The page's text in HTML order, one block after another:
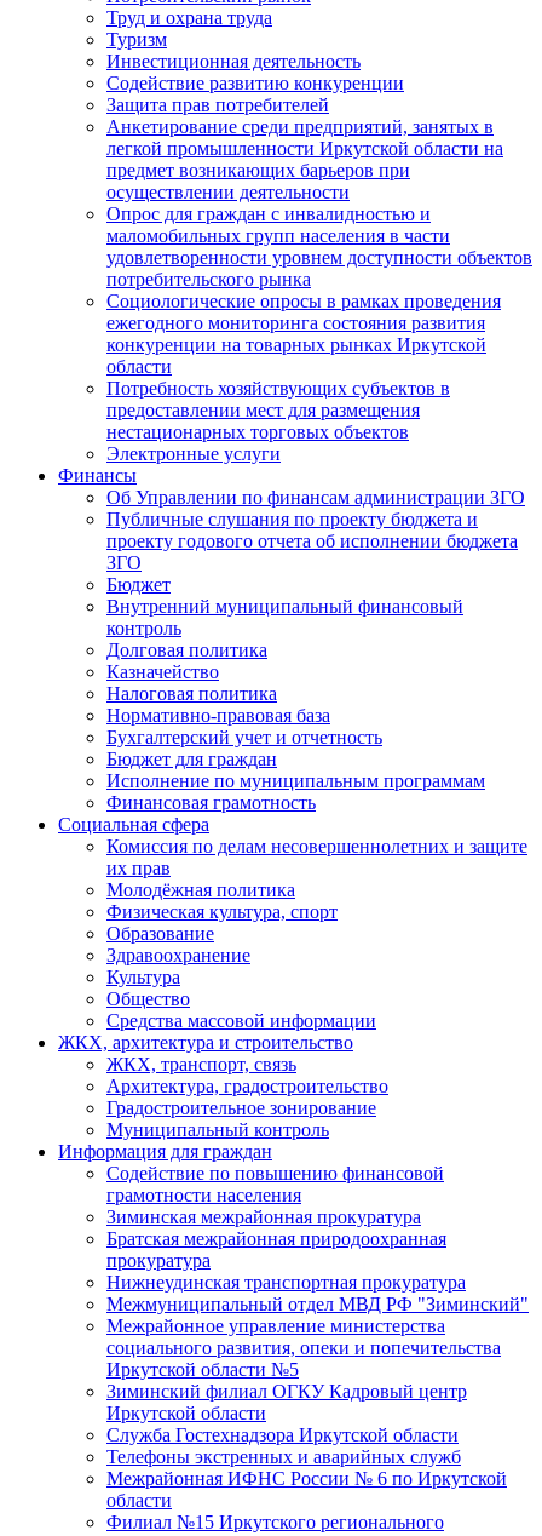
Труд и охрана труда
Туризм
Инвестиционная деятельность
Содействие развитию конкуренции
Защита прав потребителей
Анкетирование среди предприятий, занятых в
легкой промышленности Иркутской области на
предмет возникающих барьеров при
осуществлении деятельности
Опрос для граждан с инвалидностью и
маломобильных групп населения в части
удовлетворенности уровнем доступности объектов
потребительского рынка
Социологические опросы в рамках проведения
ежегодного мониторинга состояния развития
конкуренции на товарных рынках Иркутской
области
Потребность хозяйствующих субъектов в
предоставлении мест для размещения
нестационарных торговых объектов
Электронные услуги
Финансы
Об Управлении по финансам администрации ЗГО
Публичные слушания по проекту бюджета и
проекту годового отчета об исполнении бюджета
ЗГО
Бюджет
Внутренний муниципальный финансовый
контроль
Долговая политика
Казначейство
Налоговая политика
Нормативно-правовая база
Бухгалтерский учет и отчетность
Бюджет для граждан
Исполнение по муниципальным программам
Финансовая грамотность
Социальная сфера
Комиссия по делам несовершеннолетних и защите
их прав
Молодёжная политика
Физическая культура, спорт
Образование
Здравоохранение
Культура
Общество
Средства массовой информации
ЖКХ, архитектура и строительство
ЖКХ, транспорт, связь
Архитектура, градостроительство
Градостроительное зонирование
Муниципальный контроль
Информация для граждан
Содействие по повышению финансовой
грамотности населения
Зиминская межрайонная прокуратура
Братская межрайонная природоохранная
прокуратура
Нижнеудинская транспортная прокуратура
Межмуниципальный отдел МВД РФ "Зиминский"
Межрайонное управление министерства
социального развития, опеки и попечительства
Иркутской области №5
Зиминский филиал ОГКУ Кадровый центр
Иркутской области
Служба Гостехнадзора Иркутской области
Телефоны экстренных и аварийных служб
Межрайонная ИФНС России № 6 по Иркутской
области
Филиал №15 Иркутского регионального